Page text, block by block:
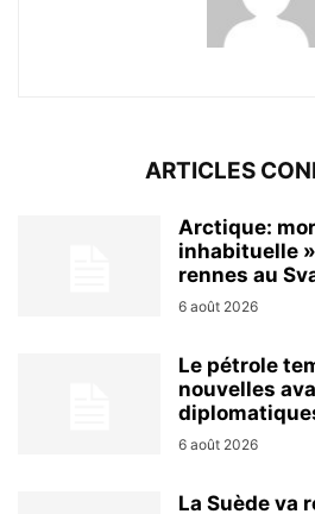
ARTICLES
Arctique:
inhabituelle
rennes au
6 août 2026
Le pétrole
nouvelles
6 août 2026
La Suède va